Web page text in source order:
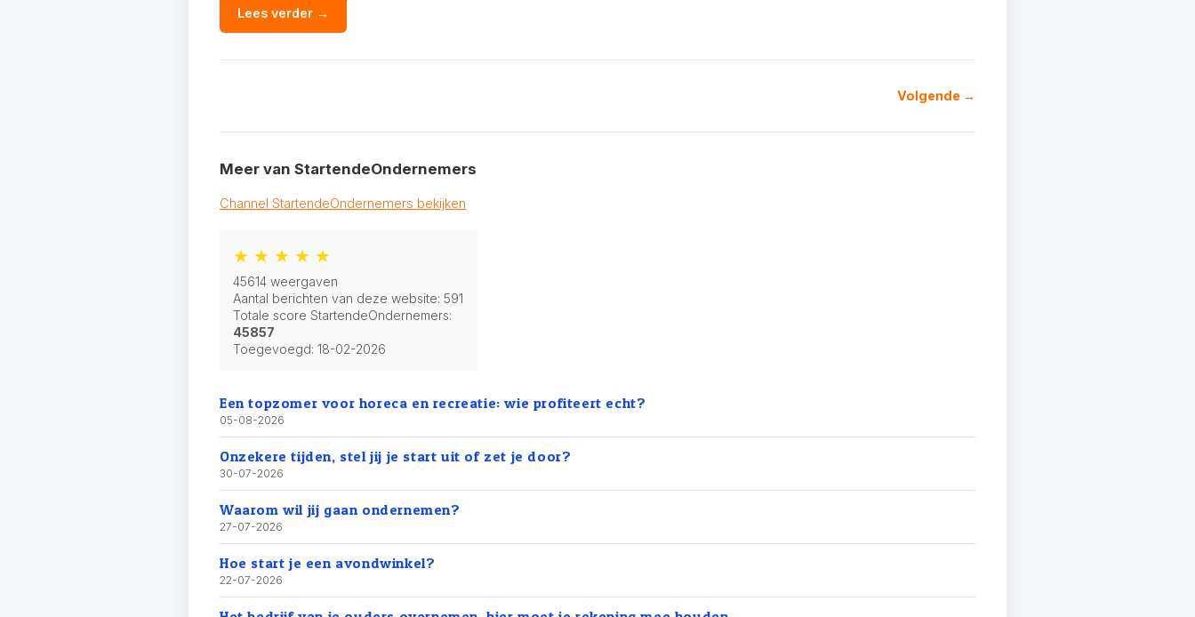
Lees verder →
Volgende →
Meer van StartendeOndernemers
Channel StartendeOndernemers bekijken
★ ★ ★ ★ ★
45614 weergaven
Aantal berichten van deze website: 591
Totale score StartendeOndernemers:
45857
Toegevoegd: 18-02-2026
Een topzomer voor horeca en recreatie: wie profiteert echt?
05-08-2026
Onzekere tijden, stel jij je start uit of zet je door?
30-07-2026
Waarom wil jij gaan ondernemen?
27-07-2026
Hoe start je een avondwinkel?
22-07-2026